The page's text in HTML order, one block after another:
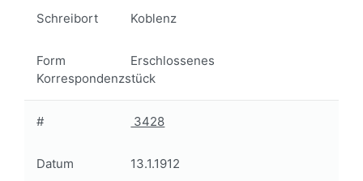
Schreibort Koblenz
Form
Erschlossenes
Korrespondenzstück
# 3428
Datum 13.1.1912